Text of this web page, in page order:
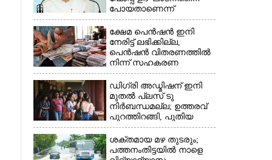
പോയതാണെന്ന്
വിചാരിച്ചു, 400 കോടിയുടെ
പ്രോജക്ടാണ് അത്'
ക്ഷേമ പെൻഷൻ ഇനി
നേരിട്ട് ലഭിക്കില്ല,​
പെൻഷൻ വിതരണത്തിൽ
നിന്ന് സഹകരണ
ബാങ്കുകളെ ഒഴിവാക്കി
ഡിഗ്രി അഡ്മിഷന് ഇനി
മുതൽ പ്ലസ് ടു
നിർബന്ധമല്ല; ഉത്തരവ്
പുറത്തിറങ്ങി, പുതിയ
മാറ്റങ്ങൾ അറിയാം
ശക്തമായ മഴ തുടരും;
പത്തനംതിട്ടയിൽ നാളെ